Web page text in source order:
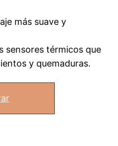
más suave y
sensores térmicos que
y quemaduras.